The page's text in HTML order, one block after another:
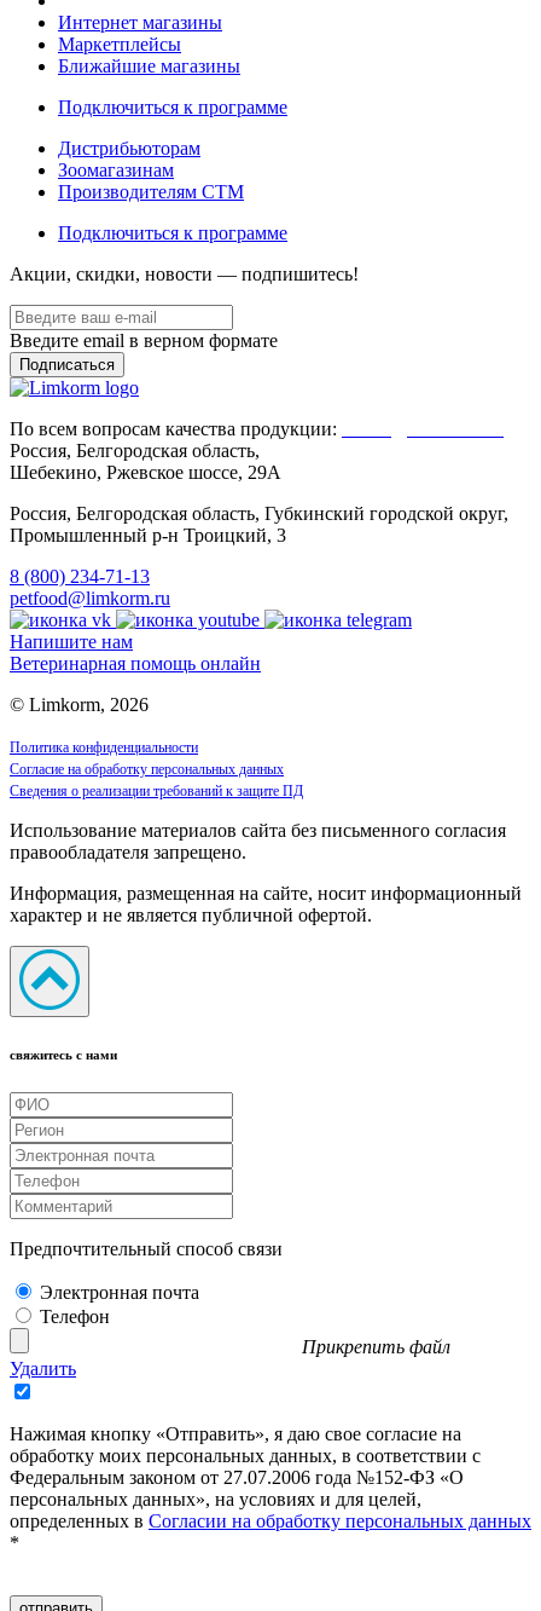
Интернет магазины
Маркетплейсы
Ближайшие магазины
Подключиться к программе
Дистрибьюторам
Зоомагазинам
Производителям CTM
Подключиться к программе
Акции, скидки, новости — подпишитесь!
Введите email в верном формате
По всем вопросам качества продукции:
Россия, Белгородская область,
Шебекино, Ржевское шоссе, 29А
Россия, Белгородская область, Губкинский городской округ,
Промышленный р-н Троицкий, 3
8 (800) 234-71-13
petfood@limkorm.ru
Напишите нам
Ветеринарная помощь онлайн
© Limkorm, 2026
Политика конфиденциальности
Согласие на обработку персональных данных
Сведения о реализации требований к защите ПД
Использование материалов сайта без письменного согласия
правообладателя запрещено.
Информация, размещенная на сайте, носит информационный
характер и не является публичной офертой.
свяжитесь с нами
Предпочтительный способ связи
Электронная почта
Телефон
Прикрепить файл
Удалить
Нажимая кнопку «Отправить», я даю свое согласие на
обработку моих персональных данных, в соответствии с
Федеральным законом от 27.07.2006 года №152-ФЗ «О
персональных данных», на условиях и для целей,
определенных в Согласии на обработку персональных данных
*